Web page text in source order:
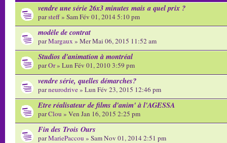
vendre une série 26x3 minutes mais a quel prix ?
parsteff» Sam Fév 01, 2014 5:10 pm
modèle de contrat
parMargaux » Mer Mai 06, 2015 11:52 am
Studios d'animation à montréal
parOr» Lun Fév 01, 2010 3:59 pm
vendre série, quelles démarches?
parneurodrive» Lun Fév 23, 2015 12:46 pm
Etre réalisateur de films d'anim' à l'AGESSA
parClou » Ven Jan 16, 2015 2:25 pm
Fin des Trois Ours
parMariePaccou » Sam Nov 01, 2014 2:51 pm